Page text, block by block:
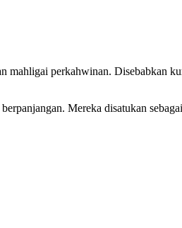
mahligai perkahwinan. Disebabkan
Mereka disatukan